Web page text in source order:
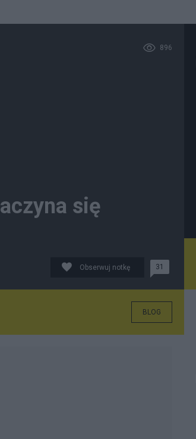
896
się
Obserwuj notkę 31
BLOG